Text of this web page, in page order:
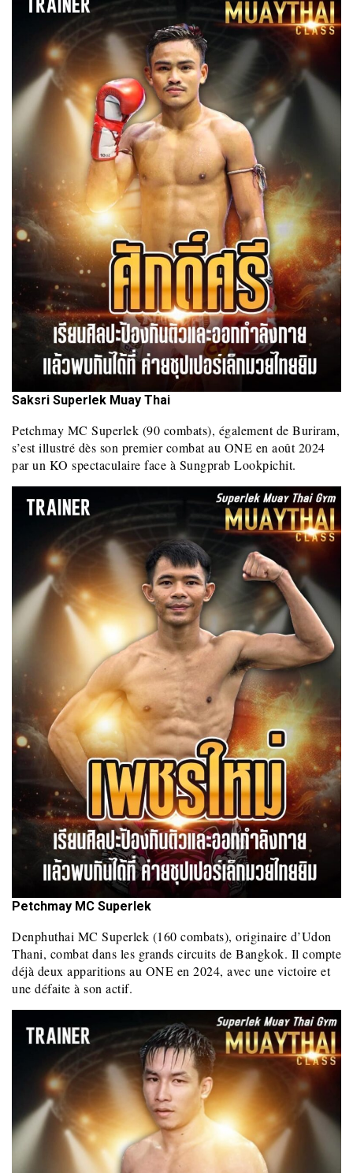
Saksri Superlek Muay Thai
Petchmay MC Superlek (90 combats), également de Buriram,
s’est illustré dès son premier combat au ONE en août 2024
par un KO spectaculaire face à Sungprab Lookpichit.
Petchmay MC Superlek
Denphuthai MC Superlek (160 combats), originaire d’Udon
Thani, combat dans les grands circuits de Bangkok. Il compte
déjà deux apparitions au ONE en 2024, avec une victoire et
une défaite à son actif.